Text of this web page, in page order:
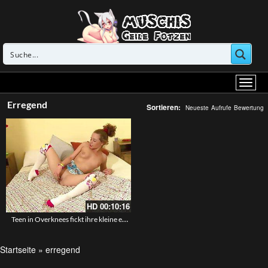
Erregend Sortieren: Neueste Aufrufe Bewertung
HD00:10:16
Teen in Overknees fickt ihre kleine eng gebaute Muschi mit dem Lollipop
Startseite » erregend